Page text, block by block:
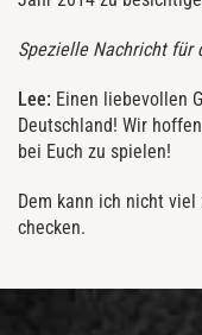
Spezielle Nachricht für
Lee: Einen liebevollen
Deutschland! Wir
bei Euch zu spielen!
Dem kann ich nicht
checken.